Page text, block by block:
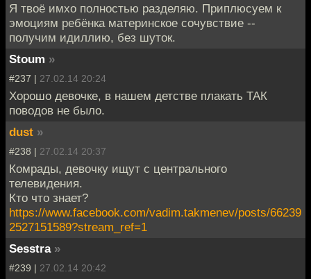
Я твоё имхо полностью разделяю. Приплюсуем к
эмоциям ребёнка материнское сочувствие --
получим идиллию, без шуток.
Stoum »
#237 | 27.02.14 20:24
Хорошо девочке, в нашем детстве плакать ТАК
поводов не было.
dust »
#238 | 27.02.14 20:37
Комрады, девочку ищут с центрального
телевидения.
Кто что знает?
https://www.facebook.com/vadim.takmenev/posts/66239
2527151589?stream_ref=1
Sesstra »
#239 | 27.02.14 20:42